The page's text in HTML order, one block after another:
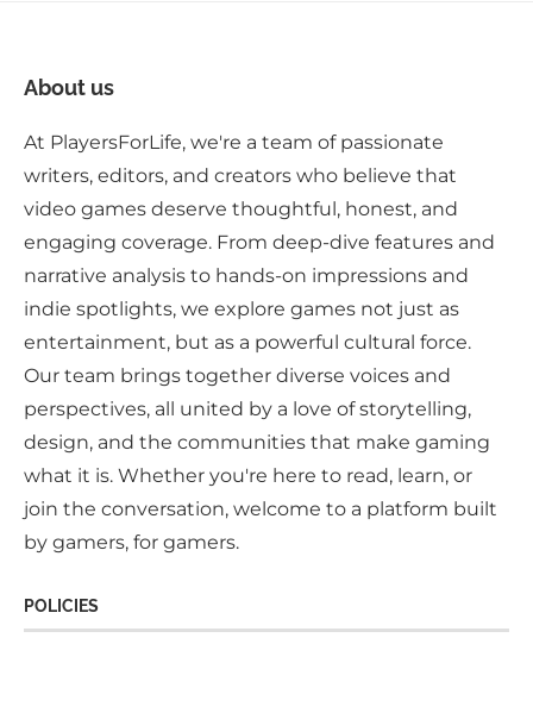
About us
At PlayersForLife, we're a team of passionate
writers, editors, and creators who believe that
video games deserve thoughtful, honest, and
engaging coverage. From deep-dive features and
narrative analysis to hands-on impressions and
indie spotlights, we explore games not just as
entertainment, but as a powerful cultural force.
Our team brings together diverse voices and
perspectives, all united by a love of storytelling,
design, and the communities that make gaming
what it is. Whether you're here to read, learn, or
join the conversation, welcome to a platform built
by gamers, for gamers.
POLICIES